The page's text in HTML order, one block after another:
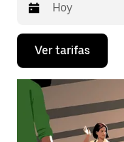
Presiona
flecha
hacia
abajo
para
interactuar
con
Ver tarifas